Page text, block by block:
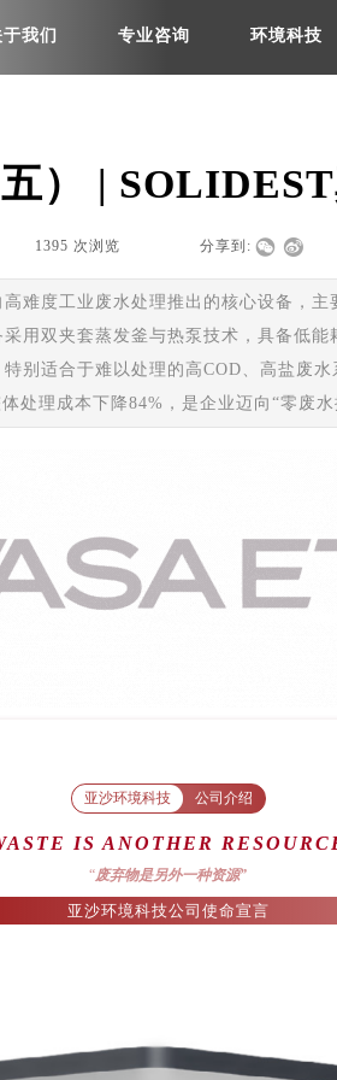
于我们 专业咨询 环境科技
） |
1395 次浏览 分享到:
难度工业废水处理推出的核心设备，
用双夹套蒸发釜与热泵技术，具备低
别适合于难以处理的高COD、高盐废
处理成本下降84%，是企业迈向“零废水
亚沙环境科技 公司介绍
IS ANOTHER
“废弃物是另外一种资源”
亚沙环境科技公司使命宣言